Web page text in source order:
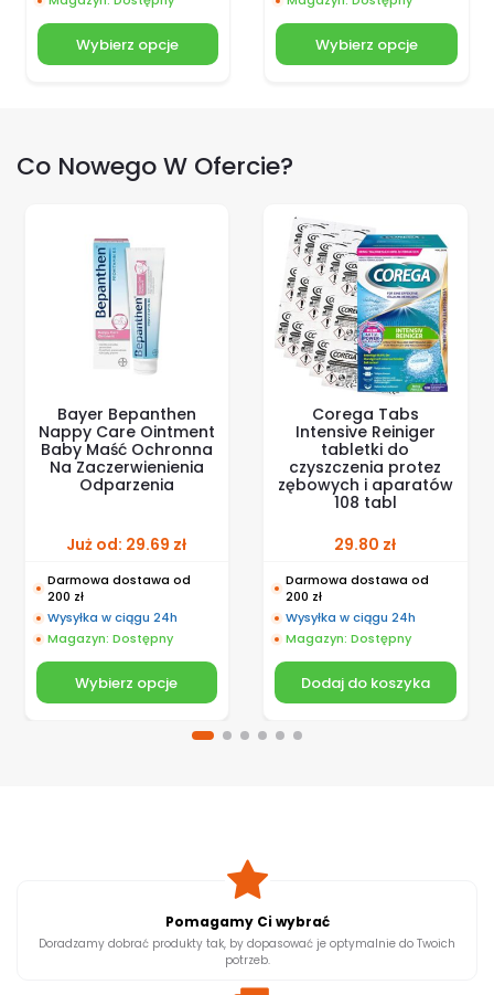
Wybierz opcje Wybierz opcje
Co Nowego W Ofercie?
Bayer Bepanthen
Nappy Care Ointment
Baby Maść Ochronna
Na Zaczerwienienia
Odparzenia
Już od: 29.69 zł
Darmowa dostawa od
200 zł
Wysyłka w ciągu 24h
Magazyn: Dostępny
Wybierz opcje
Corega Tabs
Intensive Reiniger
tabletki do
czyszczenia protez
zębowych i aparatów
108 tabl
29.80 zł
Darmowa dostawa od
200 zł
Wysyłka w ciągu 24h
Magazyn: Dostępny
Dodaj do koszyka
Pomagamy Ci wybrać
Doradzamy dobrać produkty tak, by dopasować je optymalnie do Twoich
potrzeb.